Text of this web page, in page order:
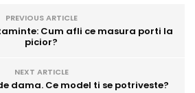
PREVIOUS ARTICLE
Cum afli ce masura porti la
picior?
NEXT ARTICLE
dama. Ce model ti se potriveste?